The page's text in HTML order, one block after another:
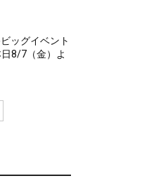
ッグイベント
日8/7（金）よ